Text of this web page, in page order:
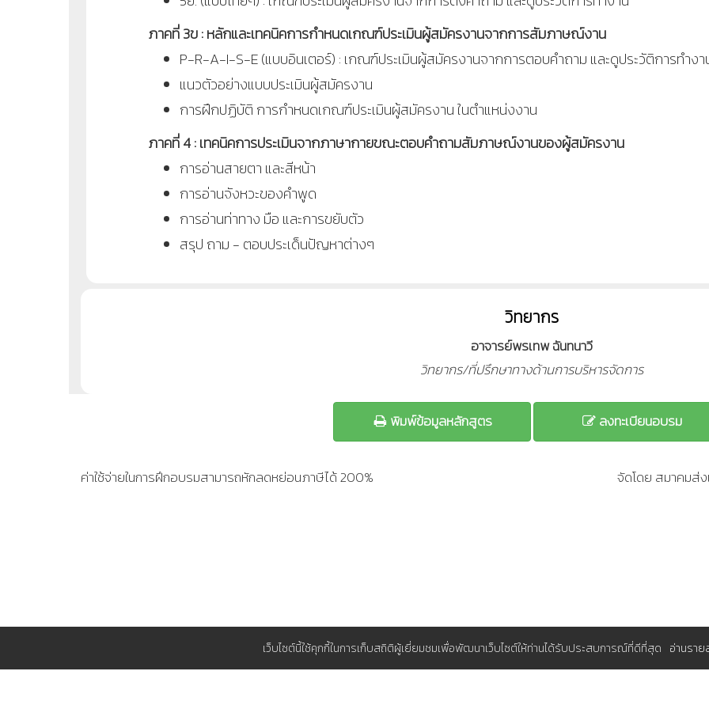
ภาคที่ 3ข : หลักและเทคนิคการกำหนดเกณฑ์ประเมินผู้สมัครงานจากการสัมภาษณ์งาน
P-R-A-I-S-E (แบบอินเตอร์) : เกณฑ์ประเมินผู้สมัครงานจากการตอบคำถาม และดูประวัติการทำงา
แนวตัวอย่างแบบประเมินผู้สมัครงาน
การฝึกปฏิบัติ การกำหนดเกณฑ์ประเมินผู้สมัครงาน ในตำแหน่งงาน
ภาคที่ 4 : เทคนิคการประเมินจากภาษากายขณะตอบคำถามสัมภาษณ์งานของผู้สมัครงาน
การอ่านสายตา และสีหน้า
การอ่านจังหวะของคำพูด
การอ่านท่าทาง มือ และการขยับตัว
สรุป ถาม - ตอบประเด็นปัญหาต่างๆ
วิทยากร
อาจารย์พรเทพ ฉันทนาวี
วิทยากร/ที่ปรึกษาทางด้านการบริหารจัดการ
พิมพ์ข้อมูลหลักสูตร ลงทะเบียนอบรม
ค่าใช้จ่ายในการฝึกอบรมสามารถหักลดหย่อนภาษีได้ 200% จัดโดย สมาคมส่
เว็บไซต์นี้ใช้คุกกี้ในการเก็บสถิติผู้เยี่ยมชมเพื่อพัฒนาเว็บไซต์ให้ท่านได้รับประสบการณ์ที่ดีที่สุด อ่านราย